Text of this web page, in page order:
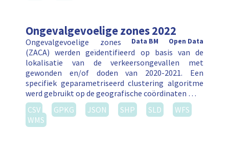
Ongevalgevoelige zones 2022
Open Data
Data BM
Ongevalgevoelige zones
(ZACA) werden geïdentifieerd op basis van de
lokalisatie van de verkeersongevallen met
gewonden en/of doden van 2020-2021. Een
specifiek geparametriseerd clustering algoritme
werd gebruikt op de geografische coördinaten …
CSV
GPKG JSON SHP SLD
WFS
WMS